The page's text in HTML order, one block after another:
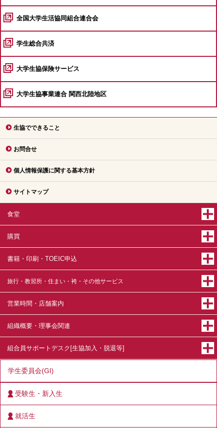
全国大学生活協同組合連合会
学生総合共済
大学生協保険サービス
大学生協事業連合 関西北陸地区
生協でできること
お問合せ
個人情報保護に関する基本方針
サイトマップ
食堂
購買
書籍・印刷・TOEIC申込
旅行・教習所・住まい・袴・その他サービス
営業時間・店舗案内
組織概要・理事会関連
組合員サポートデスク[生協加入・脱退等]
学生委員会(GI)
受験生・新入生
就活生